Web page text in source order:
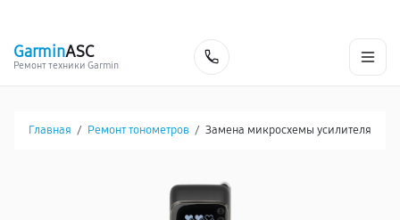
GarminASC
Ремонт техники Garmin
Главная / Ремонт тонометров / Замена микросхемы усилителя